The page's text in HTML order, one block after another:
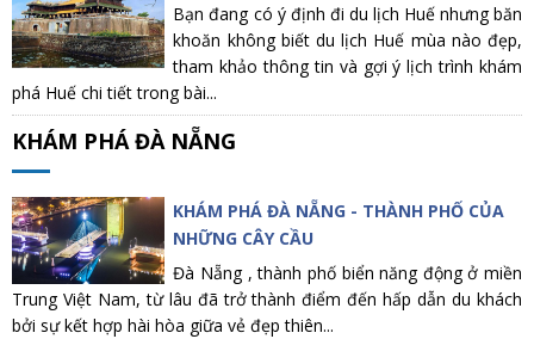
Bạn đang có ý định đi du lịch Huế nhưng băn
khoăn không biết du lịch Huế mùa nào đẹp,
tham khảo thông tin và gợi ý lịch trình khám
phá Huế chi tiết trong bài...
KHÁM PHÁ ĐÀ NẴNG
KHÁM PHÁ ĐÀ NẴNG - THÀNH PHỐ CỦA
NHỮNG CÂY CẦU
Đà Nẵng , thành phố biển năng động ở miền
Trung Việt Nam, từ lâu đã trở thành điểm đến hấp dẫn du khách
bởi sự kết hợp hài hòa giữa vẻ đẹp thiên...